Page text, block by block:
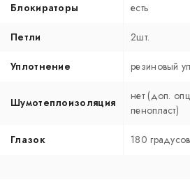
Блокираторы есть
Петли 2шт.
Уплотнение резиновый
Шумотеплоизоляция
нет (доп.
пенопласт)
Глазок 180 градусов